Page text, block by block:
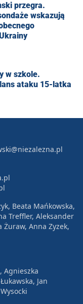
przegra.
wskazują
w szkole.
ataku 15-latka
Beata Mańkowska,
Treffler, Aleksander
Żuraw, Anna Zyzek,
Agnieszka
Jan